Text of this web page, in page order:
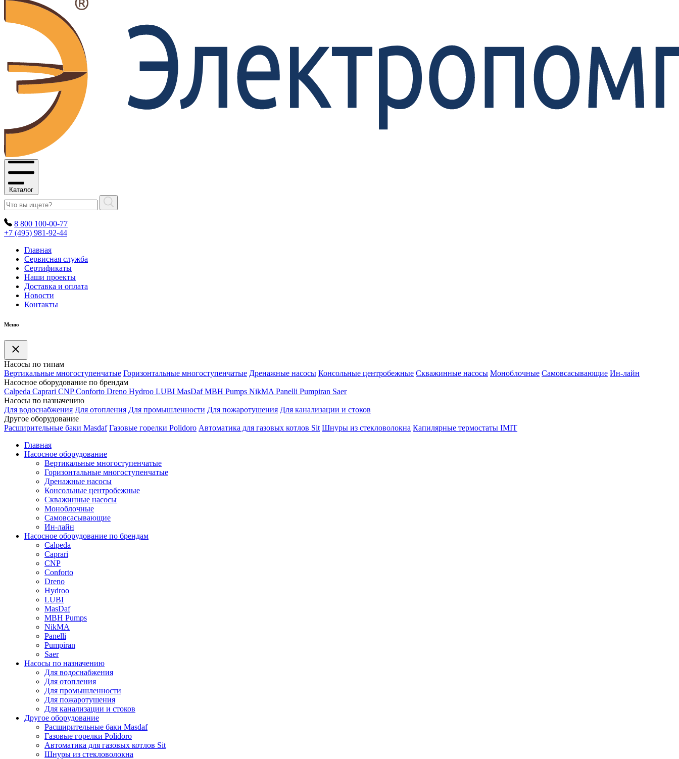
Каталог
8 800 100-00-77
+7 (495) 981-92-44
Главная
Сервисная служба
Сертификаты
Наши проекты
Доставка и оплата
Новости
Контакты
Меню
Насосы по типам
Вертикальные многоступенчатые Горизонтальные многоступенчатые Дренажные насосы Консольные центробежные Скважинные насосы Моноблочные Самовсасывающие Ин-лайн
Насосное оборудование по брендам
Calpeda Caprari CNP Conforto Dreno Hydroo LUBI MasDaf MBH Pumps NikMA Panelli Pumpiran Saer
Насосы по назначению
Для водоснабжения Для отопления Для промышленности Для пожаротушения Для канализации и стоков
Другое оборудование
Расширительные баки Masdaf Газовые горелки Polidoro Автоматика для газовых котлов Sit Шнуры из стекловолокна Капилярные термостаты IMIT
Главная
Насосное оборудование
Вертикальные многоступенчатые
Горизонтальные многоступенчатые
Дренажные насосы
Консольные центробежные
Скважинные насосы
Моноблочные
Самовсасывающие
Ин-лайн
Насосное оборудование по брендам
Calpeda
Caprari
CNP
Conforto
Dreno
Hydroo
LUBI
MasDaf
MBH Pumps
NikMA
Panelli
Pumpiran
Saer
Насосы по назначению
Для водоснабжения
Для отопления
Для промышленности
Для пожаротушения
Для канализации и стоков
Другое оборудование
Расширительные баки Masdaf
Газовые горелки Polidoro
Автоматика для газовых котлов Sit
Шнуры из стекловолокна